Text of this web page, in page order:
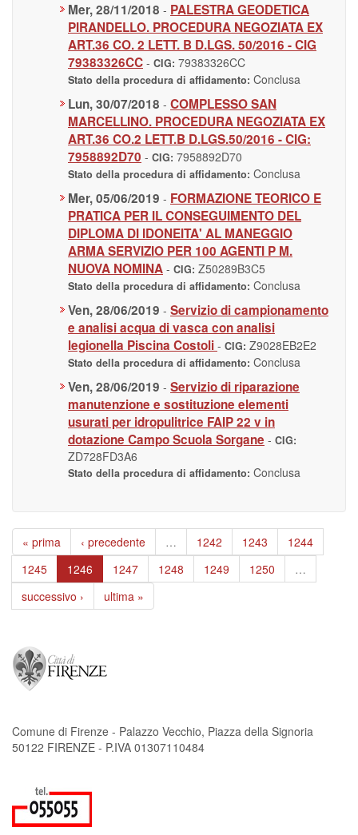
Mer, 28/11/2018 - PALESTRA GEODETICA
PIRANDELLO. PROCEDURA NEGOZIATA EX
ART.36 CO. 2 LETT. B D.LGS. 50/2016 - CIG
79383326CC - CIG: 79383326CC
Stato della procedura di affidamento: Conclusa
Lun, 30/07/2018 - COMPLESSO SAN
MARCELLINO. PROCEDURA NEGOZIATA EX
ART.36 CO.2 LETT.B D.LGS.50/2016 - CIG:
7958892D70 - CIG: 7958892D70
Stato della procedura di affidamento: Conclusa
Mer, 05/06/2019 - FORMAZIONE TEORICO E
PRATICA PER IL CONSEGUIMENTO DEL
DIPLOMA DI IDONEITA' AL MANEGGIO
ARMA SERVIZIO PER 100 AGENTI P M.
NUOVA NOMINA - CIG: Z50289B3C5
Stato della procedura di affidamento: Conclusa
Ven, 28/06/2019 - Servizio di campionamento
e analisi acqua di vasca con analisi
legionella Piscina Costoli - CIG: Z9028EB2E2
Stato della procedura di affidamento: Conclusa
Ven, 28/06/2019 - Servizio di riparazione
manutenzione e sostituzione elementi
usurati per idropulitrice FAIP 22 v in
dotazione Campo Scuola Sorgane - CIG:
ZD728FD3A6
Stato della procedura di affidamento: Conclusa
« prima ‹ precedente … 1242 1243
1244
1245
1246 1247 1248 1249 1250
…
successivo ›
ultima »
Comune di Firenze - Palazzo Vecchio, Piazza della Signoria
50122 FIRENZE - P.IVA 01307110484